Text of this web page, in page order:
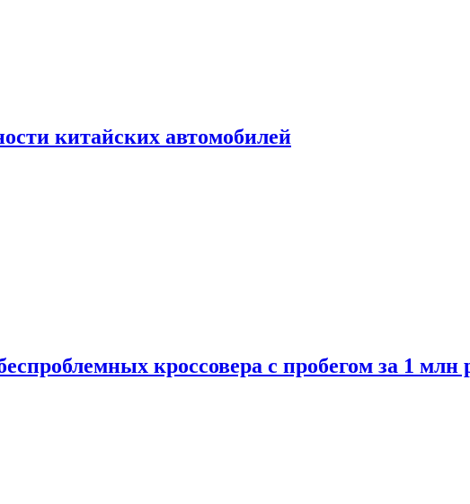
китайских автомобилей
кроссовера с пробегом за 1 млн